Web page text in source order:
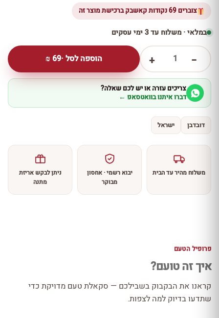
צוברים 69 נקודות קאשבק ברכישת מוצר זה
במלאי · משלוח עד 3 ימי עסקים
−
1
+ הוספה לסל ·69
₪
צריכים עזרה או יש לכם שאלה?
דברו איתנו בוואטסאפ ←
דובדבן ישראל
משלוח מהיר עד הבית
יבוא רשמי · אחסון
מבוקר
ניתן לבקש אריזת
מתנה
פרופיל הטעם
איך זה טועם?
קראנו את הבקבוק בשבילכם — סקאלת טעם מדויקת כדי
שתדעו בדיוק למה לצפות.